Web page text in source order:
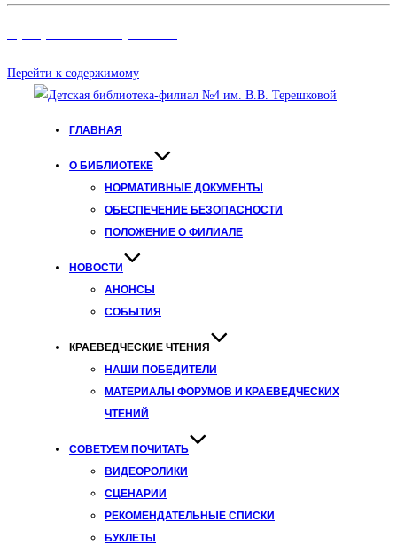
Перейти к содержимому
ГЛАВНАЯ
О БИБЛИОТЕКЕ
НОРМАТИВНЫЕ ДОКУМЕНТЫ
ОБЕСПЕЧЕНИЕ БЕЗОПАСНОСТИ
ПОЛОЖЕНИЕ О ФИЛИАЛЕ
НОВОСТИ
АНОНСЫ
СОБЫТИЯ
КРАЕВЕДЧЕСКИЕ ЧТЕНИЯ
НАШИ ПОБЕДИТЕЛИ
МАТЕРИАЛЫ ФОРУМОВ И КРАЕВЕДЧЕСКИХ
ЧТЕНИЙ
СОВЕТУЕМ ПОЧИТАТЬ
ВИДЕОРОЛИКИ
СЦЕНАРИИ
РЕКОМЕНДАТЕЛЬНЫЕ СПИСКИ
БУКЛЕТЫ